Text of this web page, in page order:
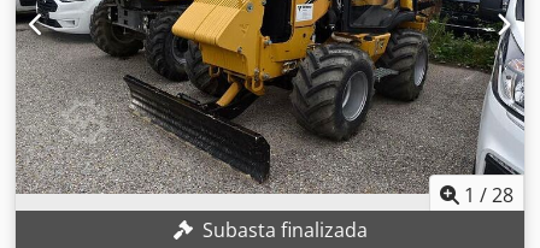
1 /28
Subasta finalizada